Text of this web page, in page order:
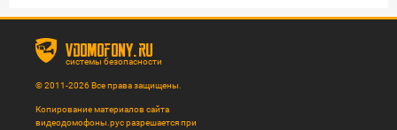
vdomofony.ru
системы безопасности
© 2011-2026 Все права защищены.
Копирование материалов сайта
видеодомофоны.рус разрешается при